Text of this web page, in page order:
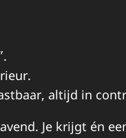
altijd in
Je krijgt én